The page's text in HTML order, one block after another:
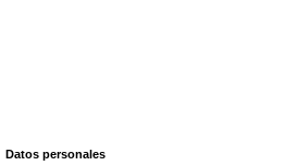
Datos personales